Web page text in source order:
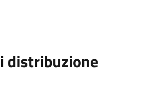
distribuzione